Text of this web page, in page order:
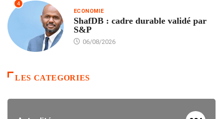
4
ECONOMIE
ShafDB : cadre durable validé par
S&P
06/08/2026
LES CATEGORIES